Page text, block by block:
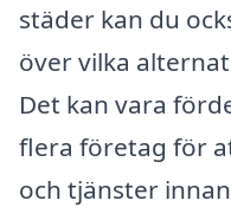
städer kan du
över vilka
Det kan vara
flera företag för
och tjänster